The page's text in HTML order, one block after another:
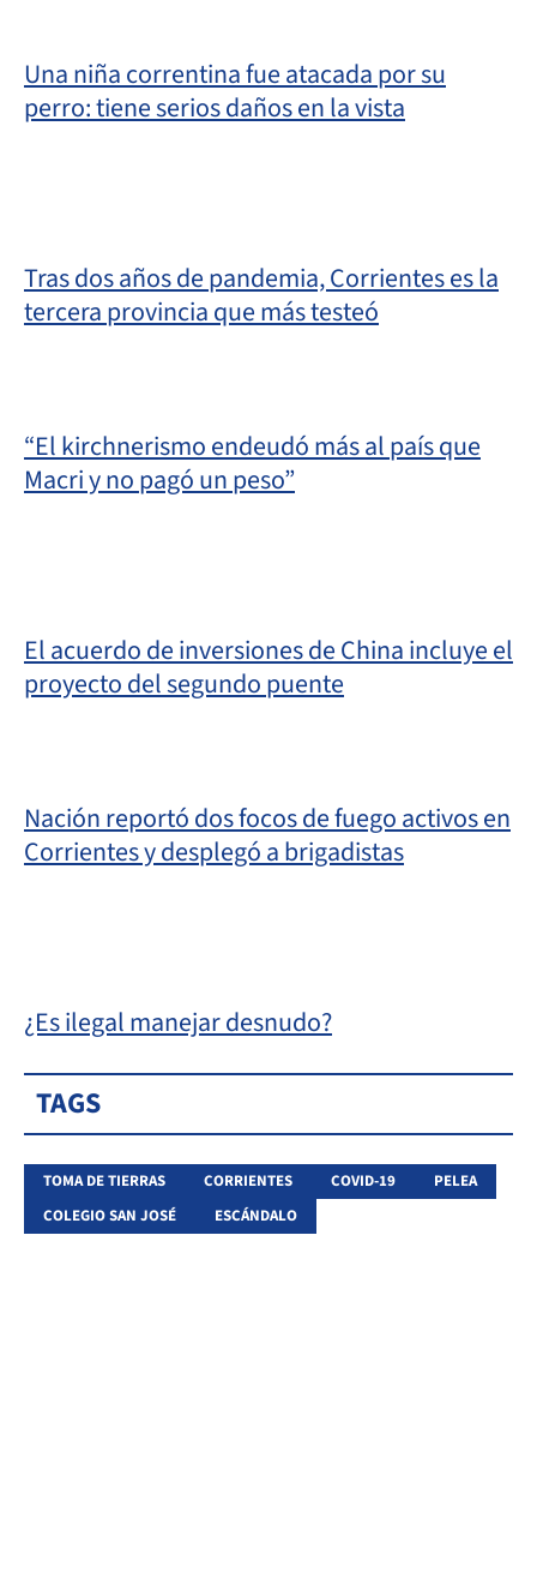
Una niña correntina fue atacada por su
perro: tiene serios daños en la vista
Tras dos años de pandemia, Corrientes es la
tercera provincia que más testeó
“El kirchnerismo endeudó más al país que
Macri y no pagó un peso”
El acuerdo de inversiones de China incluye el
proyecto del segundo puente
Nación reportó dos focos de fuego activos en
Corrientes y desplegó a brigadistas
¿Es ilegal manejar desnudo?
TAGS
TOMA DE TIERRAS CORRIENTES COVID-19
PELEA
COLEGIO SAN JOSÉ
ESCÁNDALO